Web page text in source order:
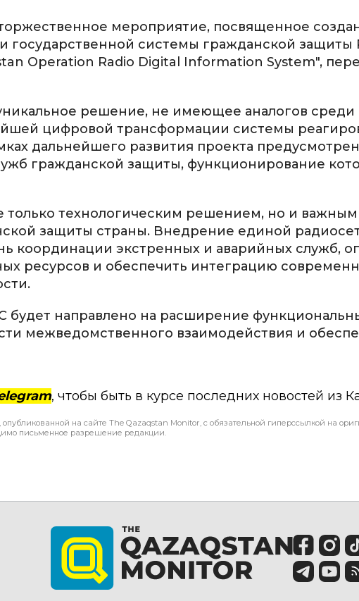
мероприятие, посвященное
государственной системы гражданской защиты
Operation Radio Digital Information System",
решение, не имеющее аналогов среди
цифровой трансформации системы
дальнейшего развития проекта
гражданской защиты, функционирование
только технологическим решением, но и важным
защиты страны. Внедрение единой
координации экстренных и аварийных служб,
ресурсов и обеспечить интеграцию
направлено на расширение
межведомственного взаимодействия и
, чтобы быть в курсе последних новостей из
опубликованной на сайте The Qazaqstan Monitor, с обязательной гиперссылкой на
письменное разрешение редакции.